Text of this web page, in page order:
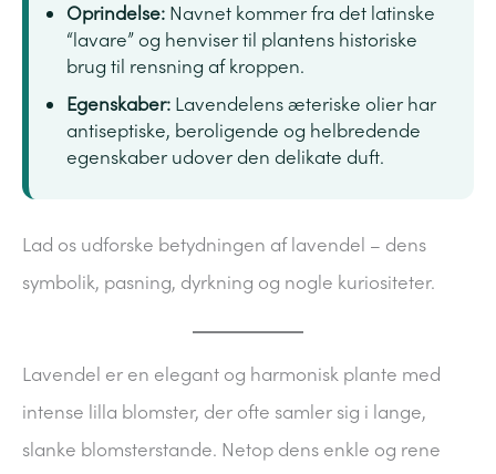
Oprindelse: Navnet kommer fra det latinske
“lavare” og henviser til plantens historiske
brug til rensning af kroppen.
Egenskaber: Lavendelens æteriske olier har
antiseptiske, beroligende og helbredende
egenskaber udover den delikate duft.
Lad os udforske betydningen af lavendel – dens
symbolik, pasning, dyrkning og nogle kuriositeter.
Lavendel er en elegant og harmonisk plante med
intense lilla blomster, der ofte samler sig i lange,
slanke blomsterstande. Netop dens enkle og rene